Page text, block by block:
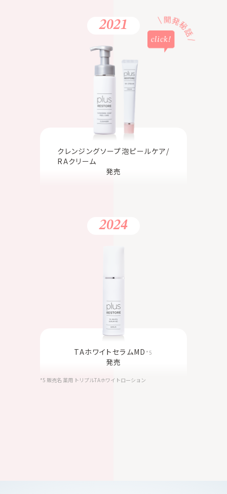
2021
クレンジングソープ泡ピールケア/
RAクリーム
発売
2024
TAホワイトセラムMD *5
発売
*5 販売名 薬用 トリプルTAホワイトローション